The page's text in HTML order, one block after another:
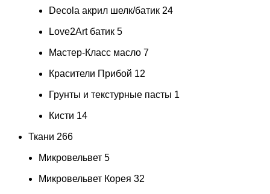
Decola акрил шелк/батик 24
Love2Art батик 5
Мастер-Класс масло 7
Красители Прибой 12
Грунты и текстурные пасты 1
Кисти 14
Ткани 266
Микровельвет 5
Микровельвет Корея 32